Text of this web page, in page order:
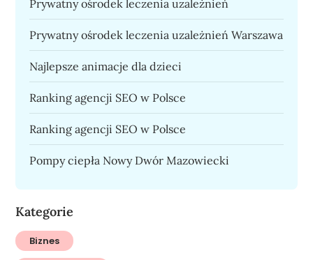
Prywatny ośrodek leczenia uzależnień
Prywatny ośrodek leczenia uzależnień Warszawa
Najlepsze animacje dla dzieci
Ranking agencji SEO w Polsce
Ranking agencji SEO w Polsce
Pompy ciepła Nowy Dwór Mazowiecki
Kategorie
Biznes